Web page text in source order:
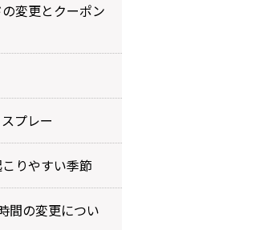
変更とクーポン
プレー
りやすい季節
間の変更につい